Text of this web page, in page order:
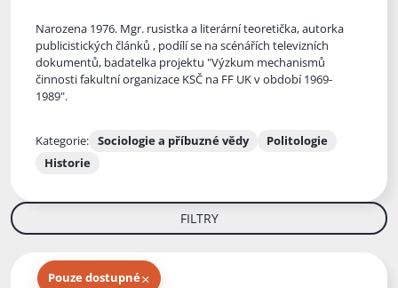
Narozena 1976. Mgr. rusistka a literární teoretička, autorka
publicistických článků , podílí se na scénářích televizních
dokumentů, badatelka projektu "Výzkum mechanismů
činnosti fakultní organizace KSČ na FF UK v období 1969-
1989".
Kategorie: Sociologie a příbuzné vědy
Politologie
Historie
FILTRY
Pouze dostupné×